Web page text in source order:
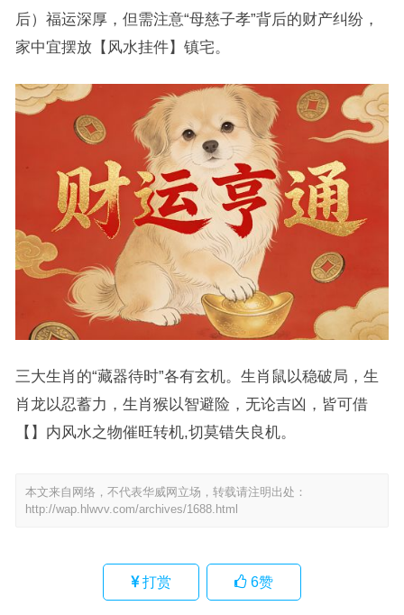
后）福运深厚，但需注意“母慈子孝”背后的财产纠纷，
家中宜摆放【风水挂件】镇宅。
三大生肖的“藏器待时”各有玄机。生肖鼠以稳破局，生
肖龙以忍蓄力，生肖猴以智避险，无论吉凶，皆可借
【】内风水之物催旺转机,切莫错失良机。
本文来自网络，不代表华威网立场，转载请注明出处：
http://wap.hlwvv.com/archives/1688.html
打赏 6赞